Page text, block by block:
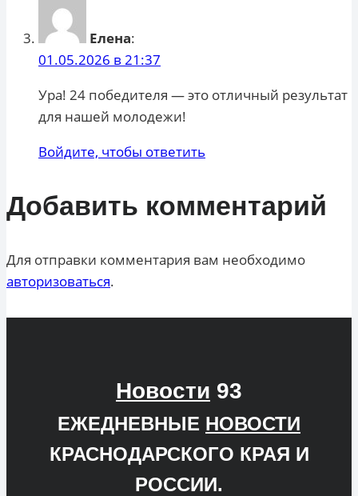
Елена:
01.05.2026 в 21:37
Ура! 24 победителя — это отличный результат
для нашей молодежи!
Войдите, чтобы ответить
Добавить комментарий
Для отправки комментария вам необходимо
авторизоваться.
Новости 93
ЕЖЕДНЕВНЫЕ НОВОСТИ
КРАСНОДАРСКОГО КРАЯ И
РОССИИ.